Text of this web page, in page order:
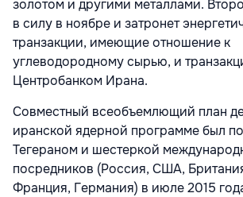
золотом и другими металлами.
в силу в ноябре и затронет
транзакции, имеющие отношение к
углеводородному сырью, и
Центробанком Ирана.
Совместный всеобъемлющий план
иранской ядерной программе был
Тегераном и шестеркой
посредников (Россия, США,
Франция, Германия) в июле 2015